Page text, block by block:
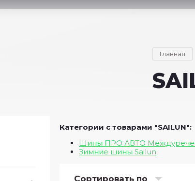
Главная
Категории с товарами "SAILUN":
Шины ПРО АВТО
Зимние шины Sailun
Сортировать по